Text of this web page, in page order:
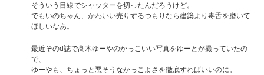
そういう目線でシャッターを切ったんだろうけど。
でもいのちゃん、かわいい売りするつもりなら建築より毒舌を磨いて
ほしいなあ。
最近そのd誌で髙木ゆーやのかっこいい写真をゆーとが撮っていたの
で、
ゆーやも、ちょっと悪そうなかっこよさを徹底すればいいのに。